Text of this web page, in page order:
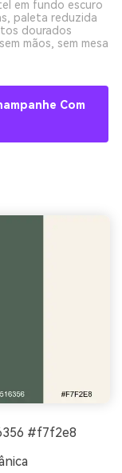
em fundo escuro
paleta reduzida
dourados
mãos, sem mesa
Com
#f7f2e8